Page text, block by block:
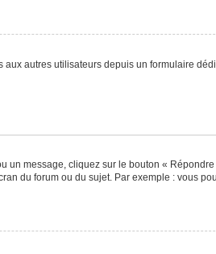
autres utilisateurs depuis un formulaire
message, cliquez sur le bouton «
du forum ou du sujet. Par exemple : vous